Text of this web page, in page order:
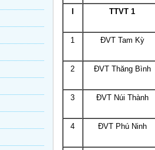
TTVT 1
1 ĐVT Tam Kỳ
2 ĐVT Thăng Bình
3 ĐVT Núi Thành
4 ĐVT Phú Ninh